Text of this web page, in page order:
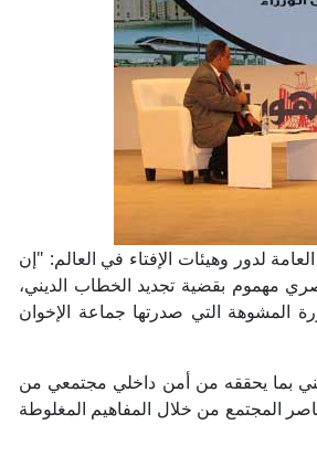
لدور وهيئات الإفتاء في العالم: "إن
مهموم بقضية تجديد الخطاب الديني،
المشوهة التي صدرتها جماعة الإخوان
بما يحققه من أمن داخلي مجتمعي من
المجتمع من خلال المفاهيم المغلوطة